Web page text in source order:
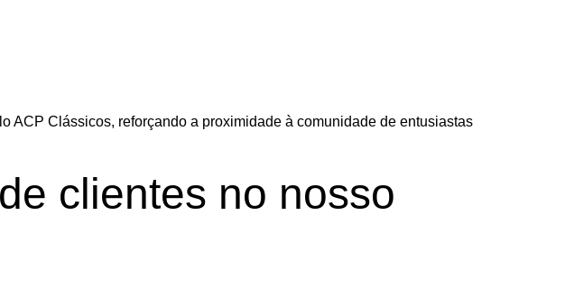
ACP Clássicos, reforçando a proximidade à comunidade de entusiastas
clientes no nosso